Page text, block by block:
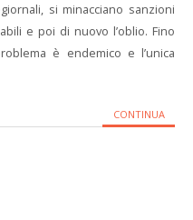
si minacciano sanzioni
e poi di nuovo l’oblio. Fino
è endemico e l’unica
CONTINUA